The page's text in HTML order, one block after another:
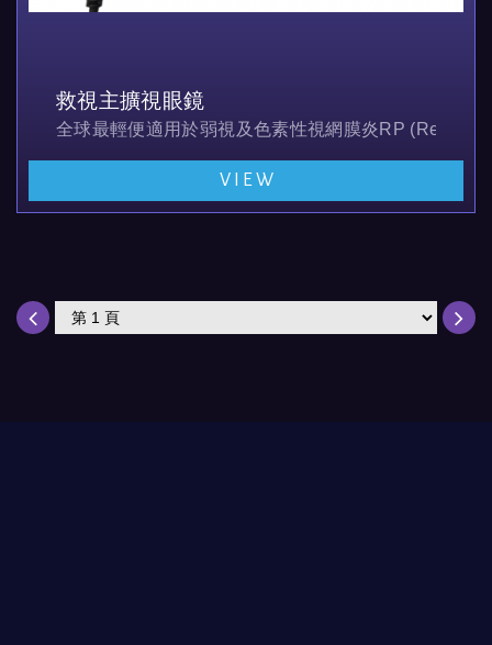
救視主擴視眼鏡
全球最輕便適用於弱視及色素性視網膜炎RP
VIEW